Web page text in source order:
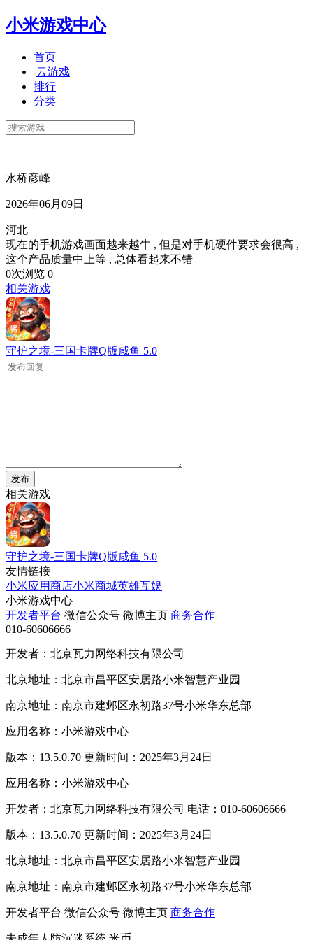
小米游戏中心
首页
云游戏
排行
分类
水桥彦峰
2026年06月09日
河北
现在的手机游戏画面越来越牛 , 但是对手机硬件要求会很高 ,
这个产品质量中上等 , 总体看起来不错
0次浏览 0
相关游戏
守护之境-三国卡牌Q版咸鱼 5.0
发布
相关游戏
守护之境-三国卡牌Q版咸鱼 5.0
友情链接
小米应用商店小米商城英雄互娱
小米游戏中心
开发者平台 微信公众号 微博主页 商务合作
010-60606666
开发者：北京瓦力网络科技有限公司
北京地址：北京市昌平区安居路小米智慧产业园
南京地址：南京市建邺区永初路37号小米华东总部
应用名称：小米游戏中心
版本：13.5.0.70 更新时间：2025年3月24日
应用名称：小米游戏中心
开发者：北京瓦力网络科技有限公司 电话：010-60606666
版本：13.5.0.70 更新时间：2025年3月24日
北京地址：北京市昌平区安居路小米智慧产业园
南京地址：南京市建邺区永初路37号小米华东总部
开发者平台 微信公众号 微博主页 商务合作